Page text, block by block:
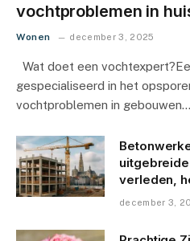
vochtproblemen in
Wonen december 3, 2025
Wat doet een
gespecialiseerd in het
vochtproblemen in
verleden,
december 3,